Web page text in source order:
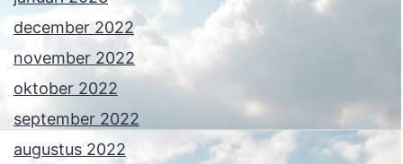
december 2022
november 2022
oktober 2022
september 2022
augustus 2022